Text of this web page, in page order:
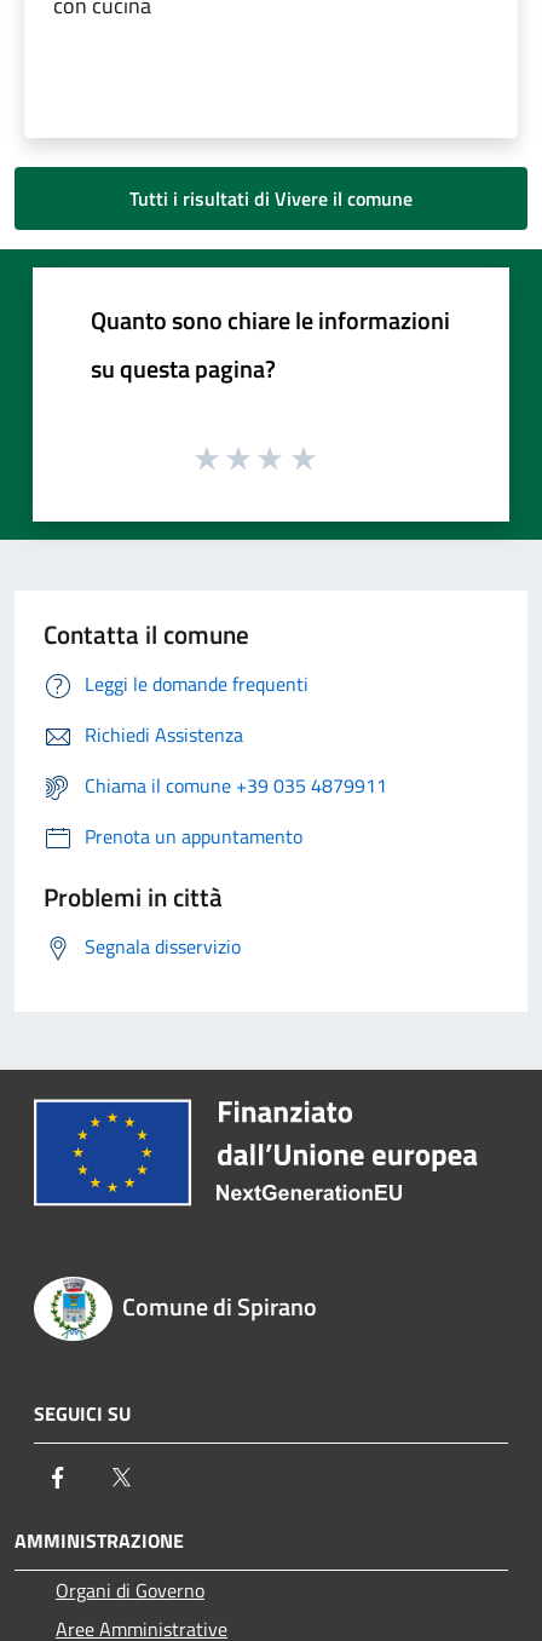
Tutti i risultati di Vivere il comune
Quanto sono chiare le informazioni
su questa pagina?
Contatta il comune
Leggi le domande frequenti
Richiedi Assistenza
Chiama il comune +39 035 4879911
Prenota un appuntamento
Problemi in città
Segnala disservizio
Comune di Spirano
SEGUICI SU
Facebook
AMMINISTRAZIONE
Organi di Governo
Aree Amministrative